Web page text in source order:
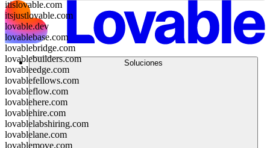
Soluciones
itislovable.com
itsjustlovable.com
lovable.dev
lovablebase.com
lovablebridge.com
lovablebuilders.com
lovableedge.com
lovablefellows.com
lovableflow.com
lovablehere.com
lovablehire.com
lovablelabshiring.com
lovablelane.com
lovablemove.com